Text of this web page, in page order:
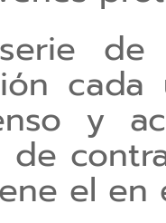
cada
y
de
el